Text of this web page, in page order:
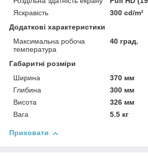
Яскравість
300 cd/m²
Додаткові характеристики
Максимальна робоча
температура
40 град.
Габаритні розміри
Ширина
370 мм
Глибина
300 мм
Висота
326 мм
Вага
5.5 кг
Приховати